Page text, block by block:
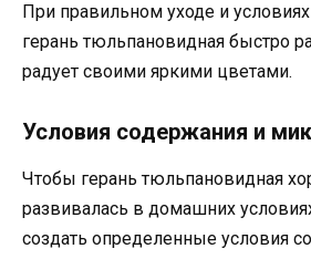
При правильном уходе и
герань тюльпановидная быстро
радует своими яркими цветами.
Условия содержания и
Чтобы герань тюльпановидная
развивалась в домашних
создать определенные условия